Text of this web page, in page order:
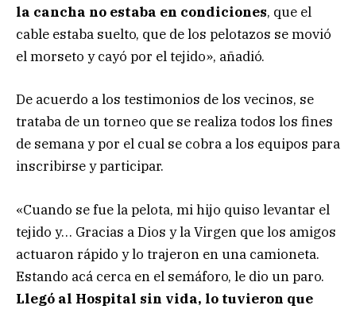
la cancha no estaba en condiciones, que el
cable estaba suelto, que de los pelotazos se movió
el morseto y cayó por el tejido», añadió.
De acuerdo a los testimonios de los vecinos, se
trataba de un torneo que se realiza todos los fines
de semana y por el cual se cobra a los equipos para
inscribirse y participar.
«Cuando se fue la pelota, mi hijo quiso levantar el
tejido y… Gracias a Dios y la Virgen que los amigos
actuaron rápido y lo trajeron en una camioneta.
Estando acá cerca en el semáforo, le dio un paro.
Llegó al Hospital sin vida, lo tuvieron que